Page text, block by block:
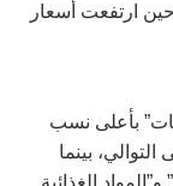
ارتفعت أسعار
بأعلى نسب
بنسبة 2.1% و1.6% على التوالي، بينما